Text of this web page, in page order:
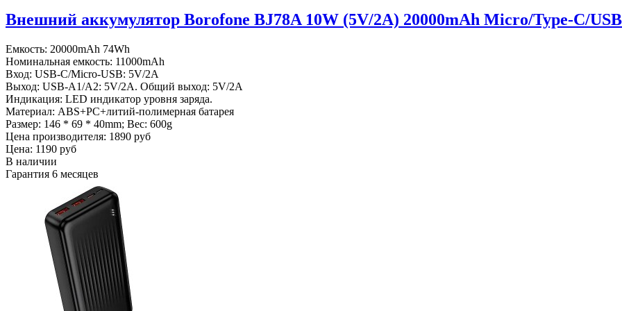
Внешний аккумулятор Borofone BJ78A 10W (5V/2A) 20000mAh Micro/Type-C/
Емкость: 20000mAh 74Wh
Номинальная емкость: 11000mAh
Вход: USB-C/Micro-USB: 5V/2A
Выход: USB-A1/A2: 5V/2A. Общий выход: 5V/2A
Индикация: LED индикатор уровня заряда.
Материал: ABS+PC+литий-полимерная батарея
Размер: 146 * 69 * 40mm; Вес: 600g
Цена производителя: 1890 руб
Цена: 1190 руб
В наличии
Гарантия 6 месяцев